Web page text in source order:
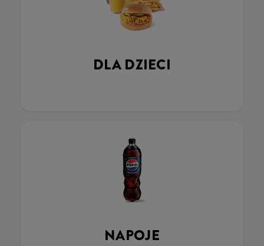
DLA DZIECI
NAPOJE